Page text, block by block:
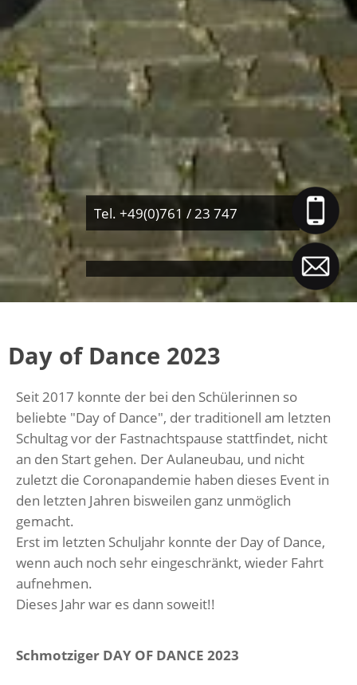
Tel. +49(0)761 / 23 747
Day of Dance 2023
Seit 2017 konnte der bei den Schülerinnen so
beliebte "Day of Dance", der traditionell am letzten
Schultag vor der Fastnachtspause stattfindet, nicht
an den Start gehen. Der Aulaneubau, und nicht
zuletzt die Coronapandemie haben dieses Event in
den letzten Jahren bisweilen ganz unmöglich
gemacht.
Erst im letzten Schuljahr konnte der Day of Dance,
wenn auch noch sehr eingeschränkt, wieder Fahrt
aufnehmen.
Dieses Jahr war es dann soweit!!
Schmotziger DAY OF DANCE 2023